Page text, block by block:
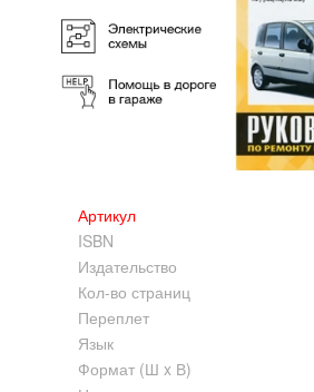
Артикул
ISBN
Издательство
Кол-во страниц
Переплет
Язык
Формат (Ш x В)